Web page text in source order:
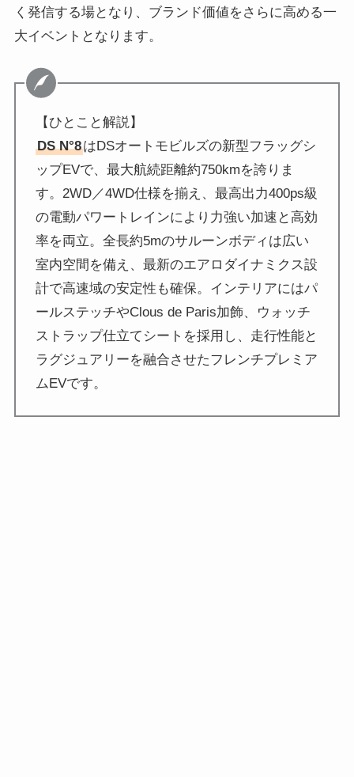
く発信する場となり、ブランド価値をさらに高める一
大イベントとなります。
【ひとこと解説】
DS N°8はDSオートモビルズの新型フラッグシ
ップEVで、最大航続距離約750kmを誇りま
す。2WD／4WD仕様を揃え、最高出力400ps級
の電動パワートレインにより力強い加速と高効
率を両立。全長約5mのサルーンボディは広い
室内空間を備え、最新のエアロダイナミクス設
計で高速域の安定性も確保。インテリアにはパ
ールステッチやClous de Paris加飾、ウォッチ
ストラップ仕立てシートを採用し、走行性能と
ラグジュアリーを融合させたフレンチプレミア
ムEVです。